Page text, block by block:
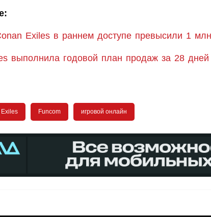
Exiles в раннем доступе превысили 1
выполнила годовой план продаж за 28 дней
Funcom игровой онлайн